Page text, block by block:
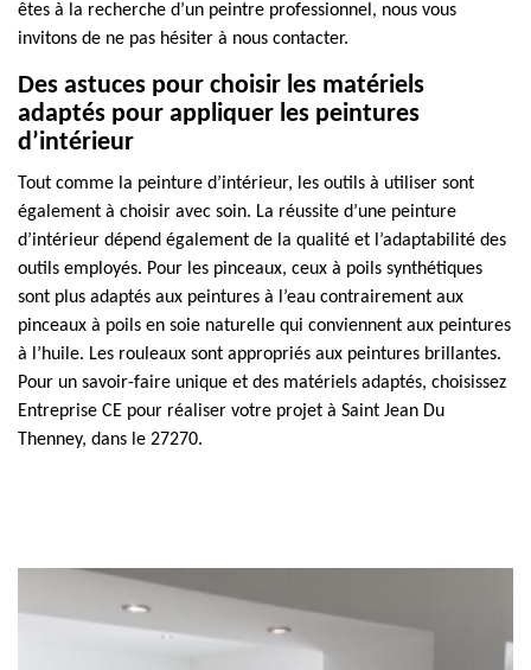
êtes à la recherche d’un peintre professionnel, nous vous
invitons de ne pas hésiter à nous contacter.
Des astuces pour choisir les matériels
adaptés pour appliquer les peintures
d’intérieur
Tout comme la peinture d’intérieur, les outils à utiliser sont
également à choisir avec soin. La réussite d’une peinture
d’intérieur dépend également de la qualité et l’adaptabilité des
outils employés. Pour les pinceaux, ceux à poils synthétiques
sont plus adaptés aux peintures à l’eau contrairement aux
pinceaux à poils en soie naturelle qui conviennent aux peintures
à l’huile. Les rouleaux sont appropriés aux peintures brillantes.
Pour un savoir-faire unique et des matériels adaptés, choisissez
Entreprise CE pour réaliser votre projet à Saint Jean Du
Thenney, dans le 27270.